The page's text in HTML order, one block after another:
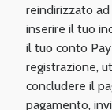
reindirizzato
inserire il tuo
il tuo conto
registrazione,
concludere il
pagamento,